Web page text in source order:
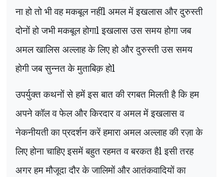
ना हो तो भी वह मकबूल नहींl अमल में इखलास और दुरुस्ती
दोनों हो जभी मकबूल होगाl इखलास उस समय होगा जब
अमल खालिस अल्लाह के लिए हो और दुरुस्ती उस समय
होगी जब सुन्नत के मुताबिक़ होl
उपर्युक्त कथनों से हमें इस बात की रगबत मिलती है कि हम
अपने कॉल व फेल और किरदार व अमल में इखलास व
नेकनीयती का प्रदर्शन करें हमारा अमल अल्लाह की रज़ा के
लिए होना चाहिए इसमें बहुत रहमत व बरकत हैl इसी तरह
अगर हम मौजूदा दौर के जालिमों और आतंकवादियों का